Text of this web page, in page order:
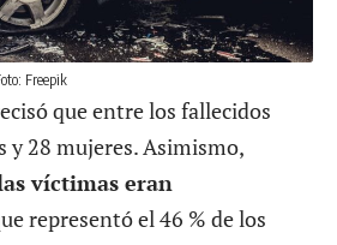
Freepik
que entre los fallecidos
y 28 mujeres. Asimismo,
víctimas eran
representó el 46 % de los